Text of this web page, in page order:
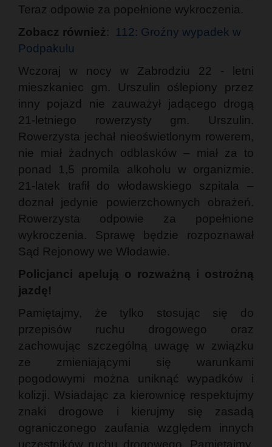
Teraz odpowie za popełnione wykroczenia.
Zobacz również: 112: Groźny wypadek w
Podpakulu
Wczoraj w nocy w Zabrodziu 22 - letni
mieszkaniec gm. Urszulin oślepiony przez
inny pojazd nie zauważył jadącego drogą
21-letniego rowerzysty gm. Urszulin.
Rowerzysta jechał nieoświetlonym rowerem,
nie miał żadnych odblasków – miał za to
ponad 1,5 promila alkoholu w organizmie.
21-latek trafił do włodawskiego szpitala –
doznał jedynie powierzchownych obrażeń.
Rowerzysta odpowie za popełnione
wykroczenia. Sprawę będzie rozpoznawał
Sąd Rejonowy we Włodawie.
Policjanci apelują o rozważną i ostrożną
jazdę!
Pamiętajmy, że tylko stosując się do
przepisów ruchu drogowego oraz
zachowując szczególną uwagę w związku
ze zmieniającymi się warunkami
pogodowymi można uniknąć wypadków i
kolizji. Wsiadając za kierownicę respektujmy
znaki drogowe i kierujmy się zasadą
ograniczonego zaufania względem innych
uczestników ruchu drogowego. Pamiętajmy,